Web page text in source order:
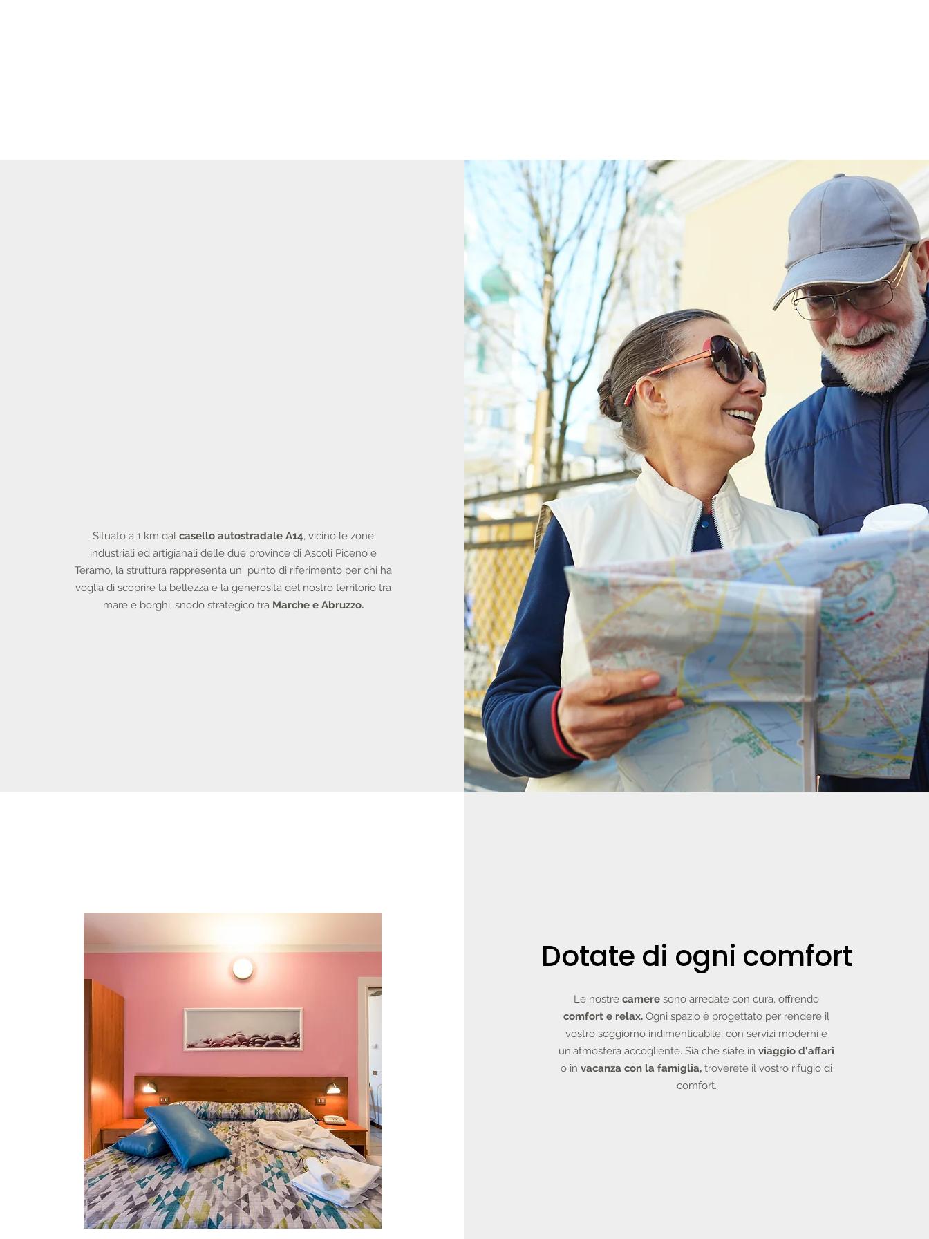
Situato a 1 km dal casello autostradale A14, vicino le zone
industriali ed artigianali delle due province di Ascoli Piceno e
Teramo, la struttura rappresenta un punto di riferimento per chi ha
voglia di scoprire la bellezza e la generosità del nostro territorio tra
mare e borghi, snodo strategico tra Marche e Abruzzo.
Dotate di ogni comfort
Le nostre camere sono arredate con cura, offrendo
comfort e relax. Ogni spazio è progettato per rendere il
vostro soggiorno indimenticabile, con servizi moderni e
un'atmosfera accogliente. Sia che siate in viaggio d'affari
o in vacanza con la famiglia, troverete il vostro rifugio di
comfort.